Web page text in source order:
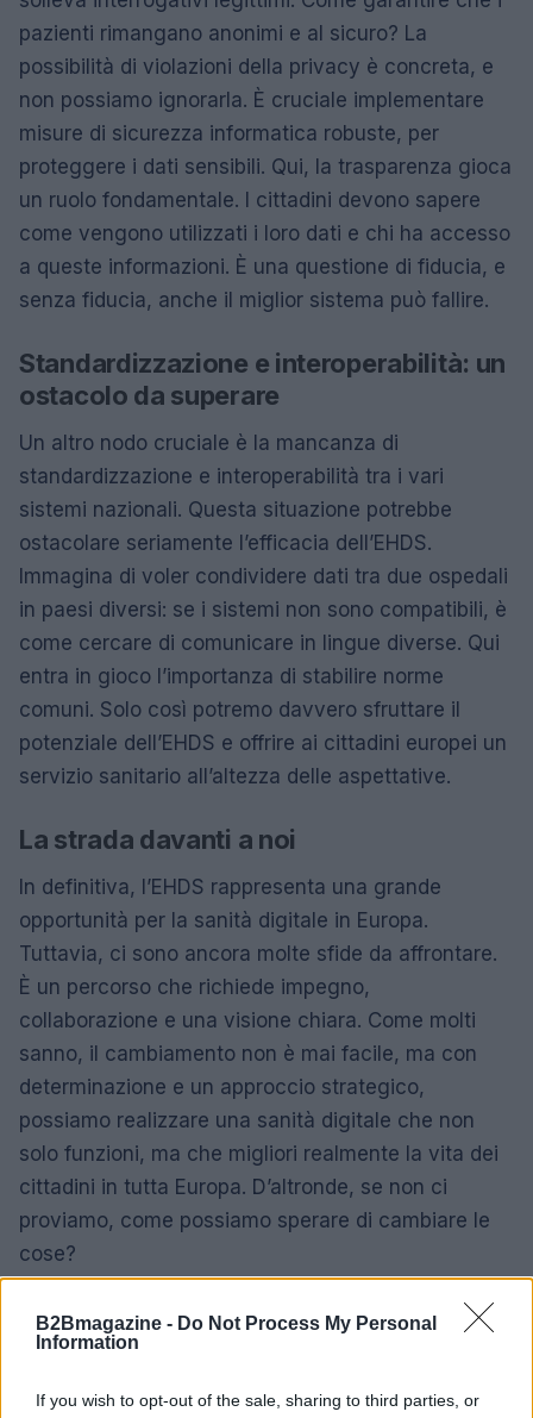
B2Bmagazine - Do Not Process My Personal
Information
If you wish to opt-out of the sale, sharing to third parties, or
pazienti rimangano anonimi e al sicuro? La
possibilità di violazioni della privacy è concreta, e
non possiamo ignorarla. È cruciale implementare
misure di sicurezza informatica robuste, per
proteggere i dati sensibili. Qui, la trasparenza gioca
un ruolo fondamentale. I cittadini devono sapere
come vengono utilizzati i loro dati e chi ha accesso
a queste informazioni. È una questione di fiducia, e
senza fiducia, anche il miglior sistema può fallire.
Standardizzazione e interoperabilità: un
ostacolo da superare
Un altro nodo cruciale è la mancanza di
standardizzazione e interoperabilità tra i vari
sistemi nazionali. Questa situazione potrebbe
ostacolare seriamente l’efficacia dell’EHDS.
Immagina di voler condividere dati tra due ospedali
in paesi diversi: se i sistemi non sono compatibili, è
come cercare di comunicare in lingue diverse. Qui
entra in gioco l’importanza di stabilire norme
comuni. Solo così potremo davvero sfruttare il
potenziale dell’EHDS e offrire ai cittadini europei un
servizio sanitario all’altezza delle aspettative.
La strada davanti a noi
In definitiva, l’EHDS rappresenta una grande
opportunità per la sanità digitale in Europa.
Tuttavia, ci sono ancora molte sfide da affrontare.
È un percorso che richiede impegno,
collaborazione e una visione chiara. Come molti
sanno, il cambiamento non è mai facile, ma con
determinazione e un approccio strategico,
possiamo realizzare una sanità digitale che non
solo funzioni, ma che migliori realmente la vita dei
cittadini in tutta Europa. D’altronde, se non ci
proviamo, come possiamo sperare di cambiare le
cose?